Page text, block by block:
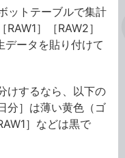
ットテーブルで集計
］［RAW2］
データを貼り付けて
けするなら、以下の
分］は薄い黄色（ゴ
］などは黒で